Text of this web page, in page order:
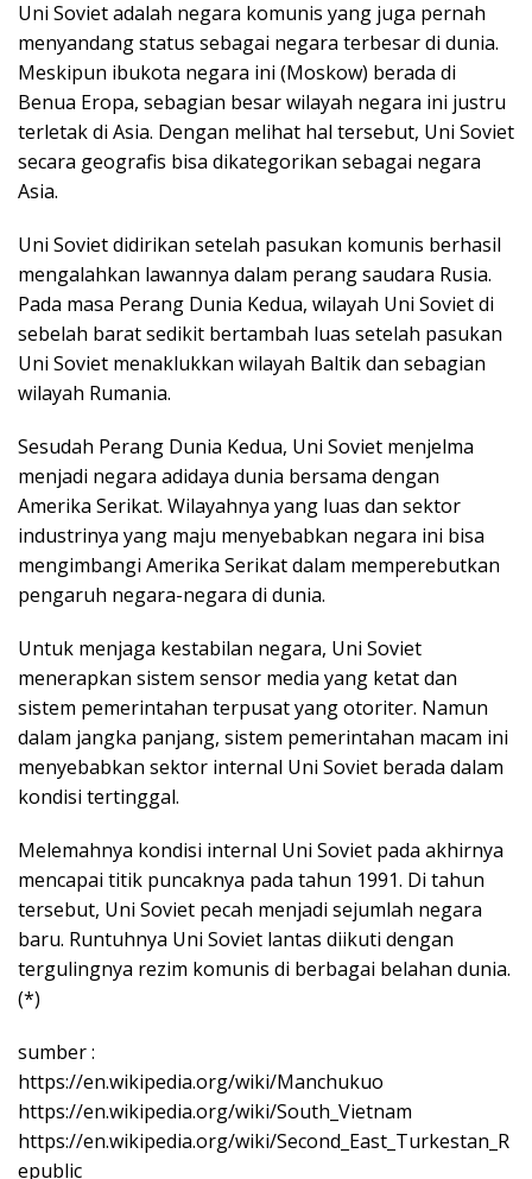
Uni Soviet adalah negara komunis yang juga pernah
menyandang status sebagai negara terbesar di dunia.
Meskipun ibukota negara ini (Moskow) berada di
Benua Eropa, sebagian besar wilayah negara ini justru
terletak di Asia. Dengan melihat hal tersebut, Uni Soviet
secara geografis bisa dikategorikan sebagai negara
Asia.
Uni Soviet didirikan setelah pasukan komunis berhasil
mengalahkan lawannya dalam perang saudara Rusia.
Pada masa Perang Dunia Kedua, wilayah Uni Soviet di
sebelah barat sedikit bertambah luas setelah pasukan
Uni Soviet menaklukkan wilayah Baltik dan sebagian
wilayah Rumania.
Sesudah Perang Dunia Kedua, Uni Soviet menjelma
menjadi negara adidaya dunia bersama dengan
Amerika Serikat. Wilayahnya yang luas dan sektor
industrinya yang maju menyebabkan negara ini bisa
mengimbangi Amerika Serikat dalam memperebutkan
pengaruh negara-negara di dunia.
Untuk menjaga kestabilan negara, Uni Soviet
menerapkan sistem sensor media yang ketat dan
sistem pemerintahan terpusat yang otoriter. Namun
dalam jangka panjang, sistem pemerintahan macam ini
menyebabkan sektor internal Uni Soviet berada dalam
kondisi tertinggal.
Melemahnya kondisi internal Uni Soviet pada akhirnya
mencapai titik puncaknya pada tahun 1991. Di tahun
tersebut, Uni Soviet pecah menjadi sejumlah negara
baru. Runtuhnya Uni Soviet lantas diikuti dengan
tergulingnya rezim komunis di berbagai belahan dunia.
(*)
sumber :
https://en.wikipedia.org/wiki/Manchukuo
https://en.wikipedia.org/wiki/South_Vietnam
https://en.wikipedia.org/wiki/Second_East_Turkestan_R
epublic